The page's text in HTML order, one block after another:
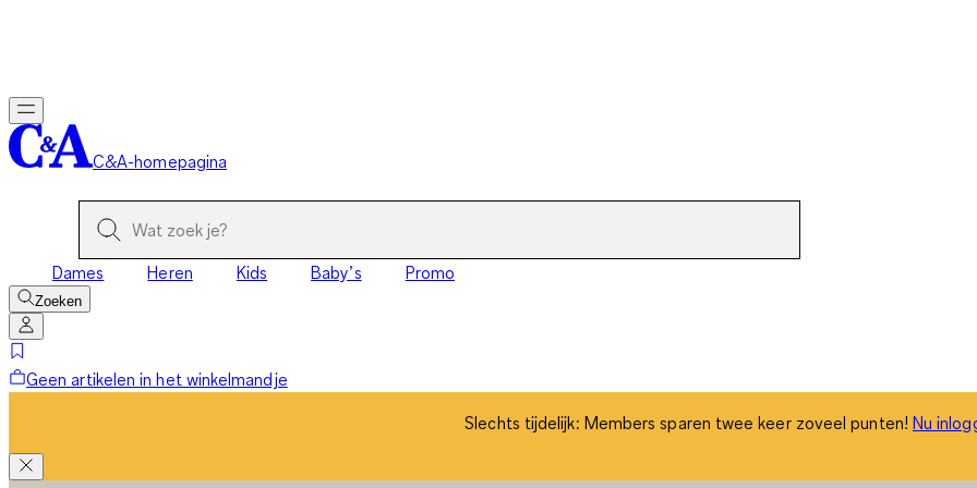
C&A-homepagina
Dames Heren Kids Baby’s Promo
Zoeken
Geen artikelen in het winkelmandje
Slechts tijdelijk: Members sparen twee keer zoveel punten! Nu